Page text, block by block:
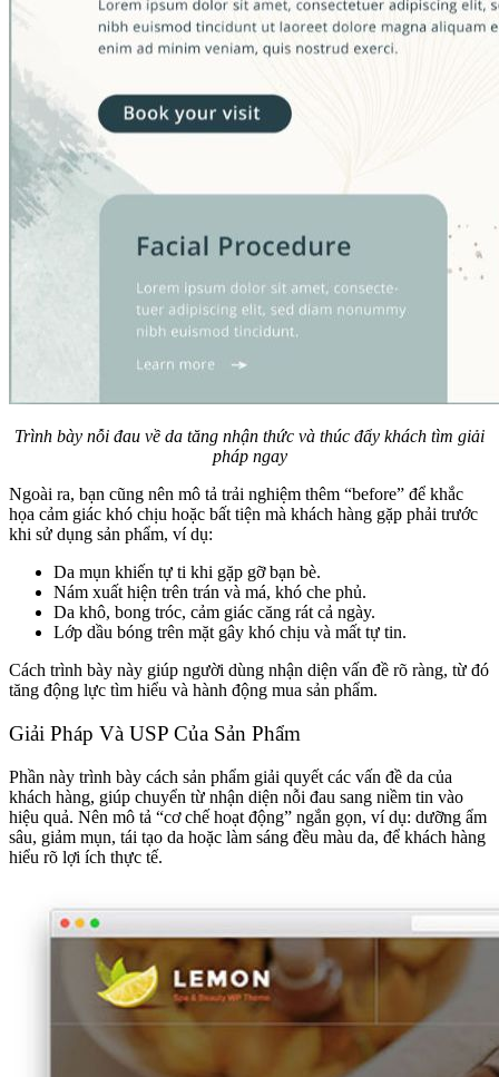
Trình bày nỗi đau về da tăng nhận thức và thúc đẩy khách tìm giải
pháp ngay
Ngoài ra, bạn cũng nên mô tả trải nghiệm thêm “before” để khắc
họa cảm giác khó chịu hoặc bất tiện mà khách hàng gặp phải trước
khi sử dụng sản phẩm, ví dụ:
Da mụn khiến tự ti khi gặp gỡ bạn bè.
Nám xuất hiện trên trán và má, khó che phủ.
Da khô, bong tróc, cảm giác căng rát cả ngày.
Lớp dầu bóng trên mặt gây khó chịu và mất tự tin.
Cách trình bày này giúp người dùng nhận diện vấn đề rõ ràng, từ đó
tăng động lực tìm hiểu và hành động mua sản phẩm.
Giải Pháp Và USP Của Sản Phẩm
Phần này trình bày cách sản phẩm giải quyết các vấn đề da của
khách hàng, giúp chuyển từ nhận diện nỗi đau sang niềm tin vào
hiệu quả. Nên mô tả “cơ chế hoạt động” ngắn gọn, ví dụ: dưỡng ẩm
sâu, giảm mụn, tái tạo da hoặc làm sáng đều màu da, để khách hàng
hiểu rõ lợi ích thực tế.